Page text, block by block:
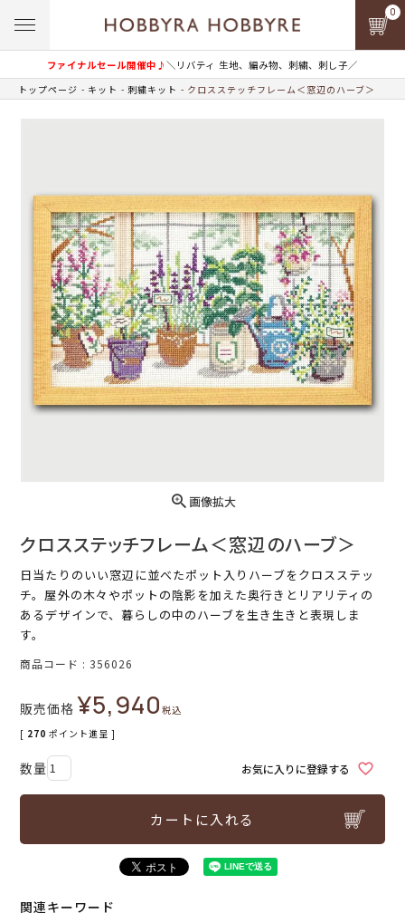
ファイナルセール開催中♪＼リバティ 生地、編み物、刺繍、刺し子／
0
トップページ キット 刺繍キット クロスステッチフレーム＜窓辺のハーブ＞
画像拡大
クロスステッチフレーム＜窓辺のハーブ＞
日当たりのいい窓辺に並べたポット入りハーブをクロスステッ
チ。屋外の木々やポットの陰影を加えた奥行きとリアリティの
あるデザインで、暮らしの中のハーブを生き生きと表現しま
す。
商品コード 356026
販売価格 ¥5,940税込
[ 270 ポイント進呈 ]
お気に入りに登録する
カートに入れる
関連キーワード